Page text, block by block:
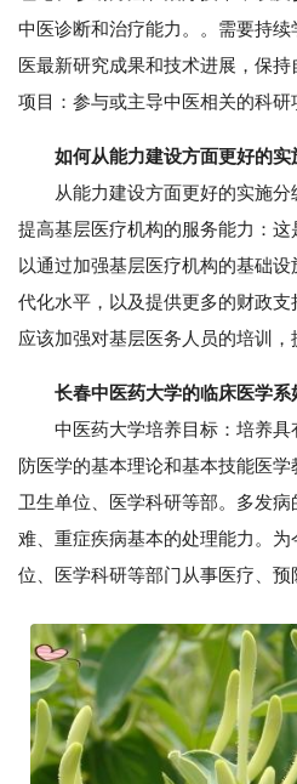
中医诊断和治疗能力。。需要持
医最新研究成果和技术进展，保
项目：参与或主导中医相关的科研
如何从能力建设方面更好的实
从能力建设方面更好的实施分
提高基层医疗机构的服务能力：
以通过加强基层医疗机构的基础
代化水平，以及提供更多的财政
应该加强对基层医务人员的培训，
长春中医药大学的临床医学系
中医药大学培养目标：培养具
防医学的基本理论和基本技能医
卫生单位、医学科研等部。多发病
难、重症疾病基本的处理能力。
位、医学科研等部门从事医疗、预